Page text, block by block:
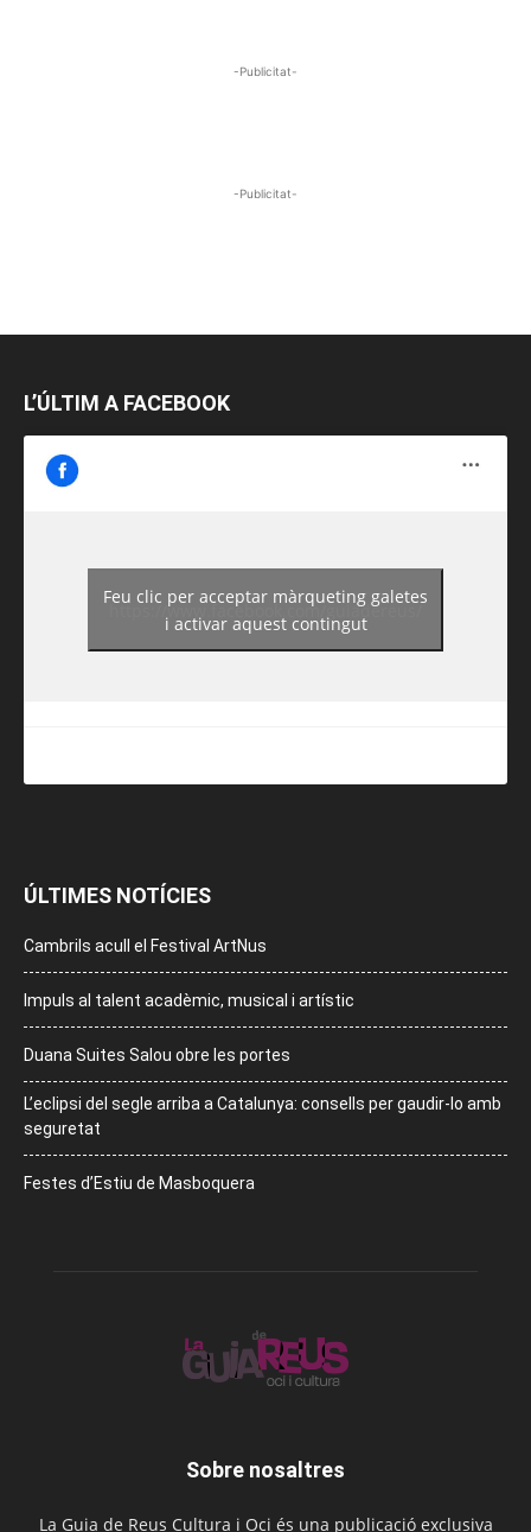
-Publicitat-
-Publicitat-
L’ÚLTIM A FACEBOOK
https://www.facebook.com/guiadereus/
Feu clic per acceptar màrqueting galetes
i activar aquest contingut
ÚLTIMES NOTÍCIES
Cambrils acull el Festival ArtNus
Impuls al talent acadèmic, musical i artístic
Duana Suites Salou obre les portes
L’eclipsi del segle arriba a Catalunya: consells per gaudir-lo amb
seguretat
Festes d’Estiu de Masboquera
Sobre nosaltres
La Guia de Reus Cultura i Oci és una publicació exclusiva